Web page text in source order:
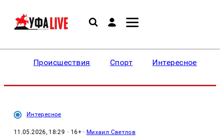
Происшествия Спорт Интересное
Интересное
11.05.2026, 18:29 · 16+ · Михаил Светлов